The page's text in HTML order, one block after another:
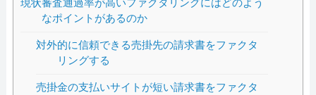
現状審査通過率が高いファクタリングにはどのよう
なポイントがあるのか
対外的に信頼できる売掛先の請求書をファクタ
リングする
売掛金の支払いサイトが短い請求書をファクタ